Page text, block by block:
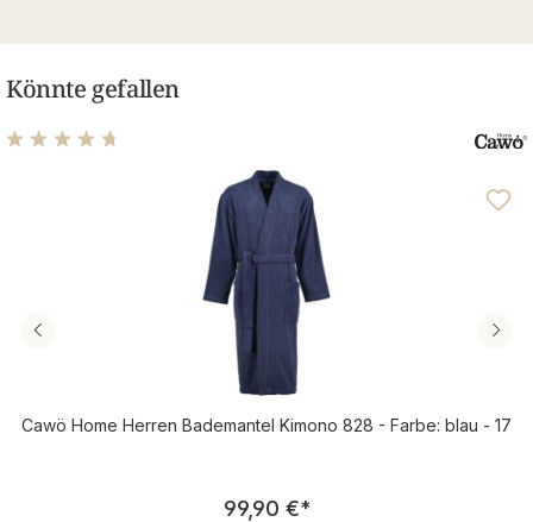
Könnte gefallen
Durchschnittliche Bewertung von 4.82 von 5 Sternen
Cawö Home Herren Bademantel Kimono 828 - Farbe: blau - 17
Regulärer Preis:
99,90 €*